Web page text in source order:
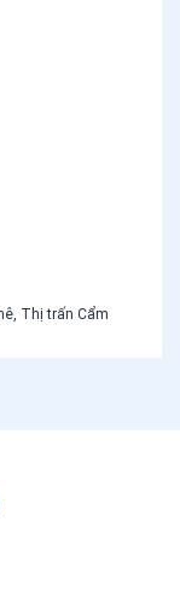
Thị trấn Cẩm